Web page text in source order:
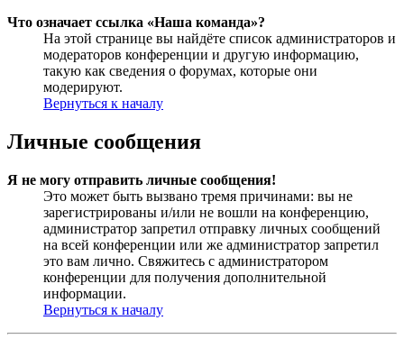
Что означает ссылка «Наша команда»?
На этой странице вы найдёте список администраторов и
модераторов конференции и другую информацию,
такую как сведения о форумах, которые они
модерируют.
Вернуться к началу
Личные сообщения
Я не могу отправить личные сообщения!
Это может быть вызвано тремя причинами: вы не
зарегистрированы и/или не вошли на конференцию,
администратор запретил отправку личных сообщений
на всей конференции или же администратор запретил
это вам лично. Свяжитесь с администратором
конференции для получения дополнительной
информации.
Вернуться к началу